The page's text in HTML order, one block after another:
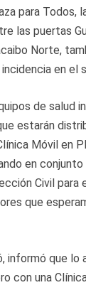
para Todos,
las puertas
Norte,
en el
de salud
estarán
Móvil en
en
Civil para
que
informó que lo
con una